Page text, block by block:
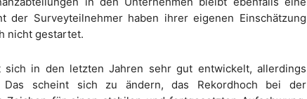
der Surveyteilnehmer haben ihrer eigenen Einschätzung
nicht gestartet.
sich in den letzten Jahren sehr gut entwickelt, allerdings
scheint sich zu ändern, das Rekordhoch bei der